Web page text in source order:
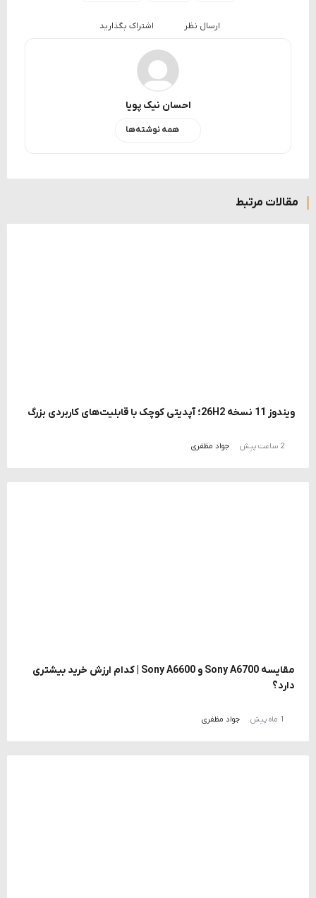
ارسال نظر اشتراک بگذارید
احسان نیک پویا
همه نوشته‌ها
مقالات مرتبط
ویندوز 11 نسخه 26H2؛ آپدیتی کوچک با قابلیت‌های کاربردی بزرگ
2 ساعت پیش جواد مظفری
مقایسه Sony A6700 و Sony A6600 | کدام ارزش خرید بیشتری
دارد؟
1 ماه پیش جواد مظفری